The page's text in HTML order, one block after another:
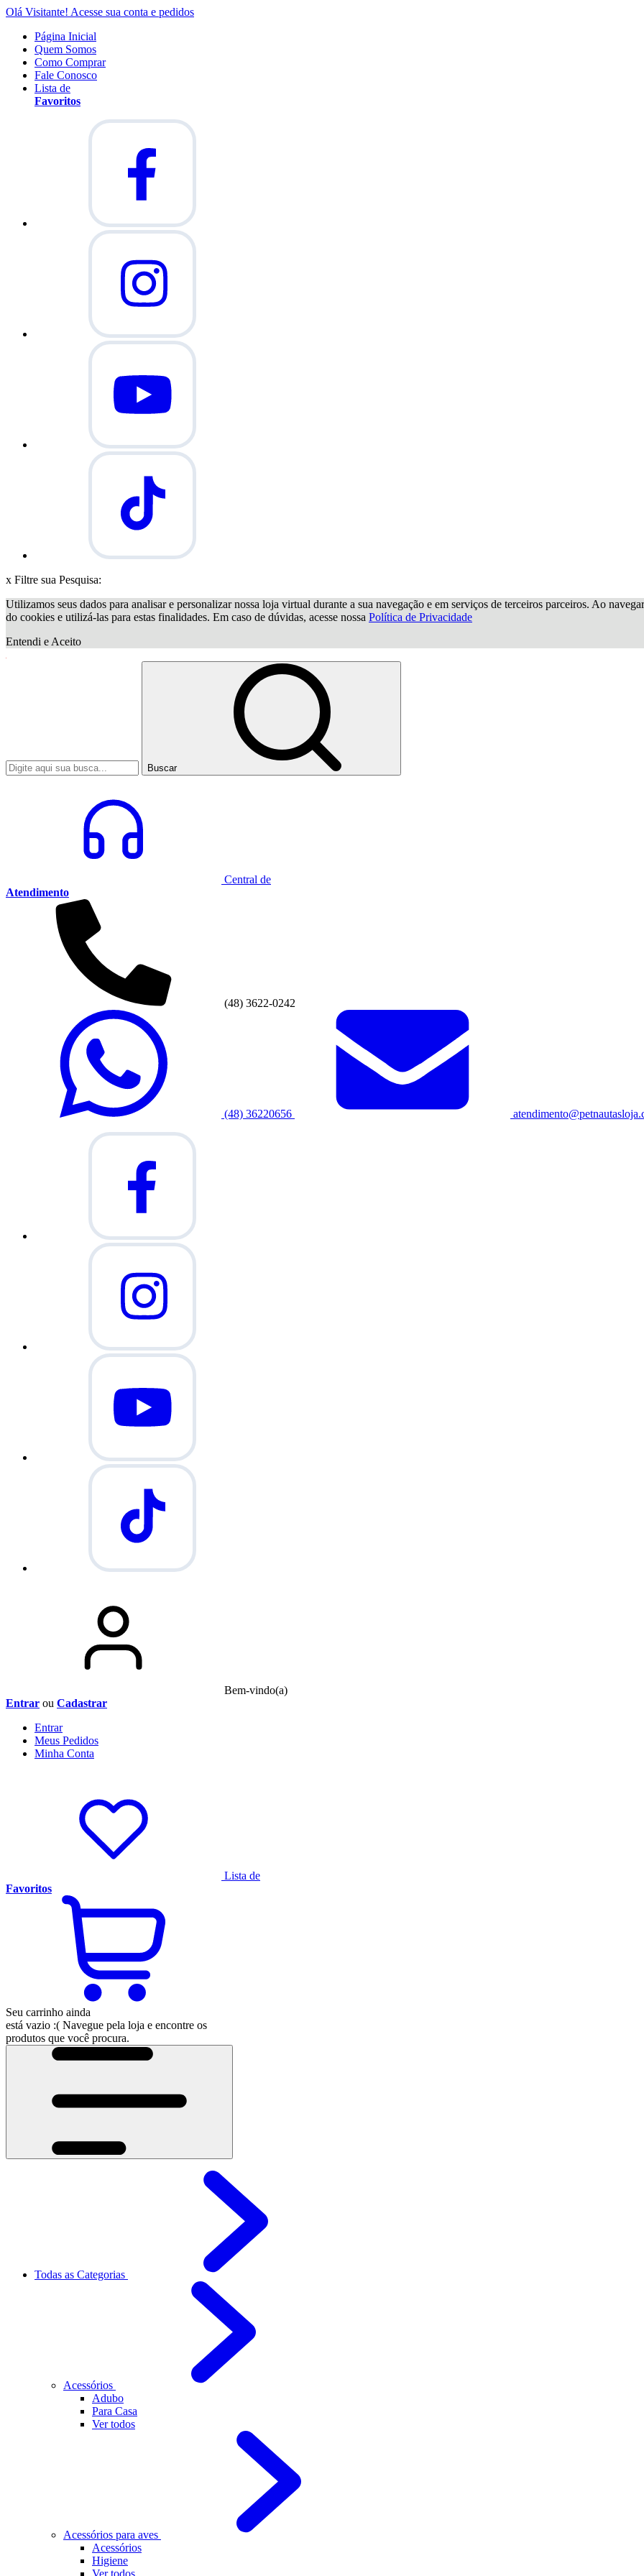
Olá Visitante! Acesse sua conta e pedidos
Página Inicial
Quem Somos
Como Comprar
Fale Conosco
Lista de
Favoritos
x Filtre sua Pesquisa:
Utilizamos seus dados para analisar e personalizar nossa loja virtual durante a sua navegação e em serviços de terceiros parceiros. Ao
do cookies e utilizá-las para estas finalidades. Em caso de dúvidas, acesse nossa Política de Privacidade
Entendi e Aceito
Buscar
Central de
Atendimento
(48) 3622-0242
(48) 36220656
Bem-vindo(a)
Entrar ou Cadastrar
Entrar
Meus Pedidos
Minha Conta
Lista de
Favoritos
Seu carrinho ainda
está vazio :( Navegue pela loja e encontre os
produtos que você procura.
Todas as Categorias
Acessórios
Adubo
Para Casa
Ver todos
Acessórios para aves
Acessórios
Higiene
Ver todos